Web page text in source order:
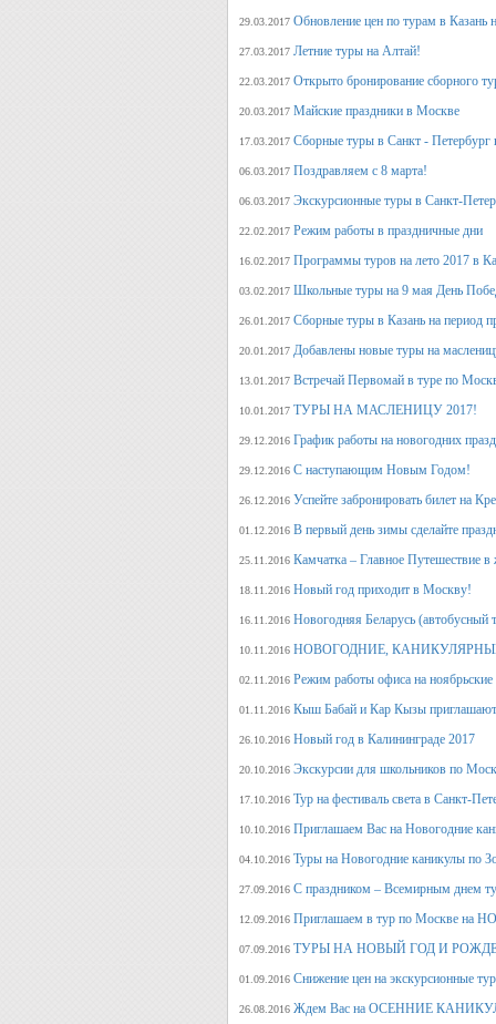
29.03.2017 Обновление цен по турам в Казань
27.03.2017 Летние туры на Алтай!
22.03.2017 Открыто бронирование сборного
20.03.2017 Майские праздники в Москве
17.03.2017 Сборные туры в Санкт - Петербург
06.03.2017 Поздравляем с 8 марта!
06.03.2017 Экскурсионные туры в Санкт-
22.02.2017 Режим работы в праздничные дни
16.02.2017 Программы туров на лето 2017 в
03.02.2017 Школьные туры на 9 мая День
26.01.2017 Сборные туры в Казань на период
20.01.2017 Добавлены новые туры на
13.01.2017 Встречай Первомай в туре по
10.01.2017 ТУРЫ НА МАСЛЕНИЦУ 2017!
29.12.2016 График работы на новогодних
29.12.2016 С наступающим Новым Годом!
26.12.2016 Успейте забронировать билет на
01.12.2016 В первый день зимы сделайте
25.11.2016 Камчатка – Главное Путешествие
18.11.2016 Новый год приходит в Москву!
16.11.2016 Новогодняя Беларусь
10.11.2016 НОВОГОДНИЕ,
02.11.2016 Режим работы офиса на ноябрьские
01.11.2016 Кыш Бабай и Кар Кызы
26.10.2016 Новый год в Калининграде 2017
20.10.2016 Экскурсии для школьников по
17.10.2016 Тур на фестиваль света в Санкт-
10.10.2016 Приглашаем Вас на Новогодние
04.10.2016 Туры на Новогодние каникулы по
27.09.2016 С праздником – Всемирным днем
12.09.2016 Приглашаем в тур по Москве на
07.09.2016 ТУРЫ НА НОВЫЙ ГОД И
01.09.2016 Снижение цен на экскурсионные
26.08.2016 Ждем Вас на ОСЕННИЕ